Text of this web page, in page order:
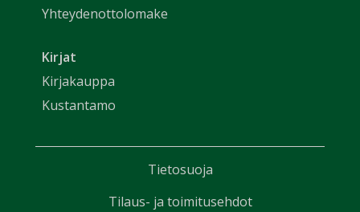
Yhteydenottolomake
Kirjat
Kirjakauppa
Kustantamo
Tietosuoja
Tilaus- ja toimitusehdot